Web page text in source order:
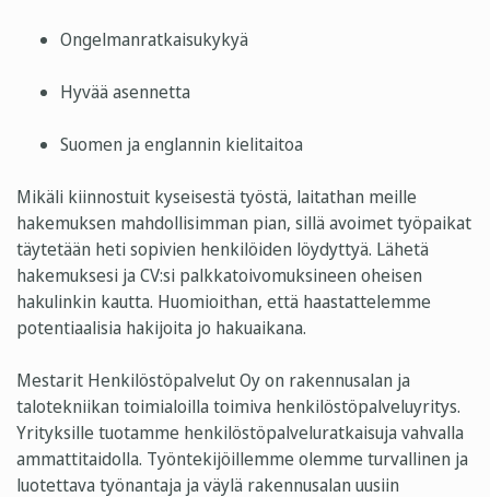
Ongelmanratkaisukykyä
Hyvää asennetta
Suomen ja englannin kielitaitoa
Mikäli kiinnostuit kyseisestä työstä, laitathan meille
hakemuksen mahdollisimman pian, sillä avoimet työpaikat
täytetään heti sopivien henkilöiden löydyttyä. Lähetä
hakemuksesi ja CV:si palkkatoivomuksineen oheisen
hakulinkin kautta. Huomioithan, että haastattelemme
potentiaalisia hakijoita jo hakuaikana.
Mestarit Henkilöstöpalvelut Oy on rakennusalan ja
talotekniikan toimialoilla toimiva henkilöstöpalveluyritys.
Yrityksille tuotamme henkilöstöpalveluratkaisuja vahvalla
ammattitaidolla. Työntekijöillemme olemme turvallinen ja
luotettava työnantaja ja väylä rakennusalan uusiin